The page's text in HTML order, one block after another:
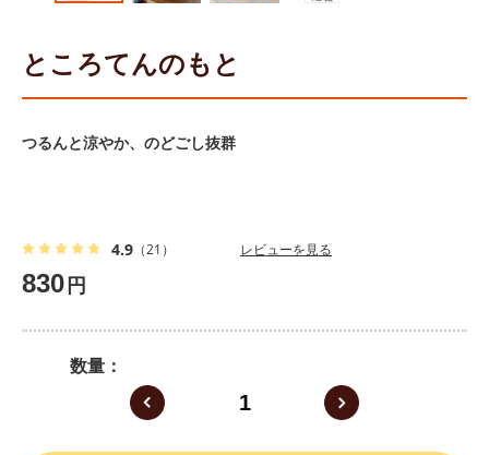
ところてんのもと
つるんと涼やか、のどごし抜群
4.9 （21） レビューを見る
830 円
数量